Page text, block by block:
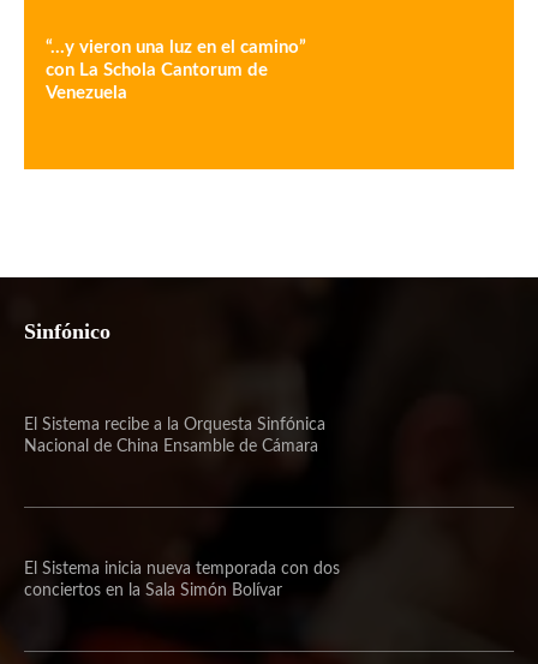
“…y vieron una luz en el camino”
con La Schola Cantorum de
Venezuela
Sinfónico
El Sistema recibe a la Orquesta Sinfónica
Nacional de China Ensamble de Cámara
El Sistema inicia nueva temporada con dos
conciertos en la Sala Simón Bolívar